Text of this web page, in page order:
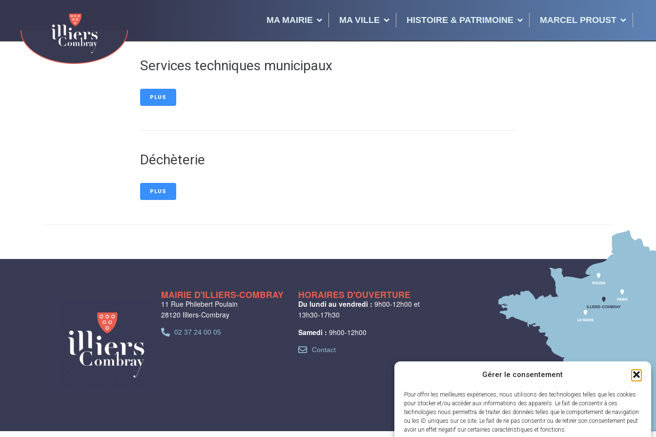
Gérer le consentement
Pour offrir les meilleures expériences, nous utilisons des technologies telles que les cookies
pour stocker et/ou accéder aux informations des appareils. Le fait de consentir à ces
technologies nous permettra de traiter des données telles que le comportement de navigation
ou les ID uniques sur ce site. Le fait de ne pas consentir ou de retirer son consentement peut
avoir un effet négatif sur certaines caractéristiques et fonctions.
MA MAIRIE MA VILLE HISTOIRE & PATRIMOINE MARCEL PROUST
Services techniques municipaux
PLUS
Déchèterie
PLUS
HORAIRES D'OUVERTURE
Du lundi au vendredi : 9h00-12h00 et
13h30-17h30
Samedi : 9h00-12h00
Contact
MAIRIE D'ILLIERS-COMBRAY
11 Rue Philebert Poulain
28120 Illiers-Combray
02 37 24 00 05